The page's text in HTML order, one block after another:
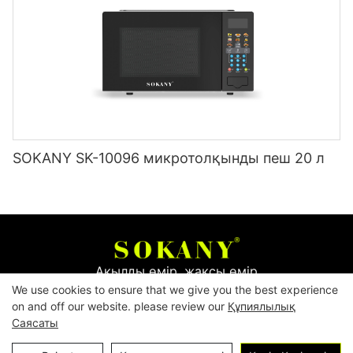
SOKANY SK-10096 микротолқынды пеш 20 л
Ақылды өмір, жақсы өмір
Авторлық құқық © 2026 Yiwu Mingge Electric
We use cookies to ensure that we give you the best experience
on and off our website. please review our Құпиялылық
Саясаты